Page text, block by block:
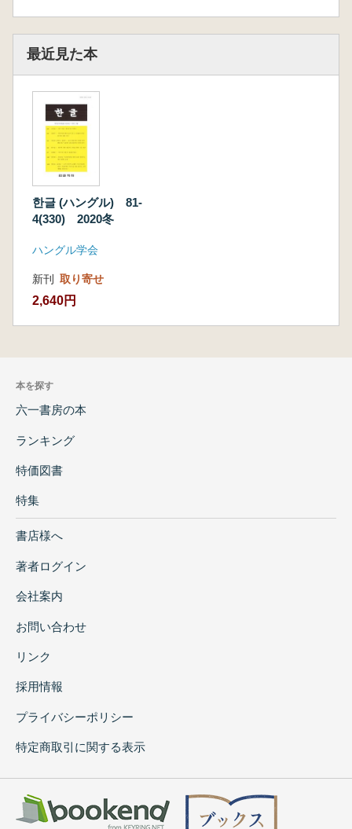
最近見た本
한글 (ハングル) 81-
4(330) 2020冬
ハングル学会
新刊 取り寄せ
2,640円
本を探す
六一書房の本
ランキング
特価図書
特集
書店様へ
著者ログイン
会社案内
お問い合わせ
リンク
採用情報
プライバシーポリシー
特定商取引に関する表示